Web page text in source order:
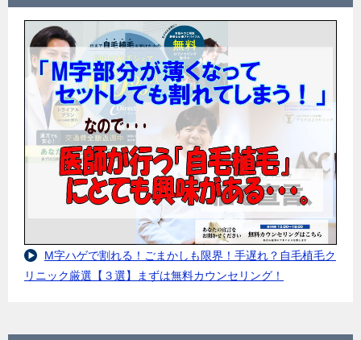
M字ハゲで割れる！ごまかしも限界！手遅れ？自毛植毛ク
リニック厳選【３選】まずは無料カウンセリング！